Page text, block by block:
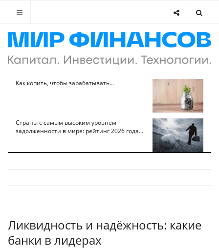
Как копить, чтобы зарабатывать...
Страны с самым высоким уровнем
задолженности в мире: рейтинг 2026 года...
Ликвидность и надёжность: какие
банки в лидерах